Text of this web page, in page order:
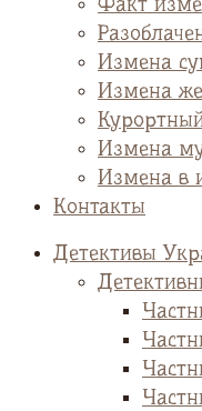
Измена
Измена
Измена
Измена в
Контакты
Детективы